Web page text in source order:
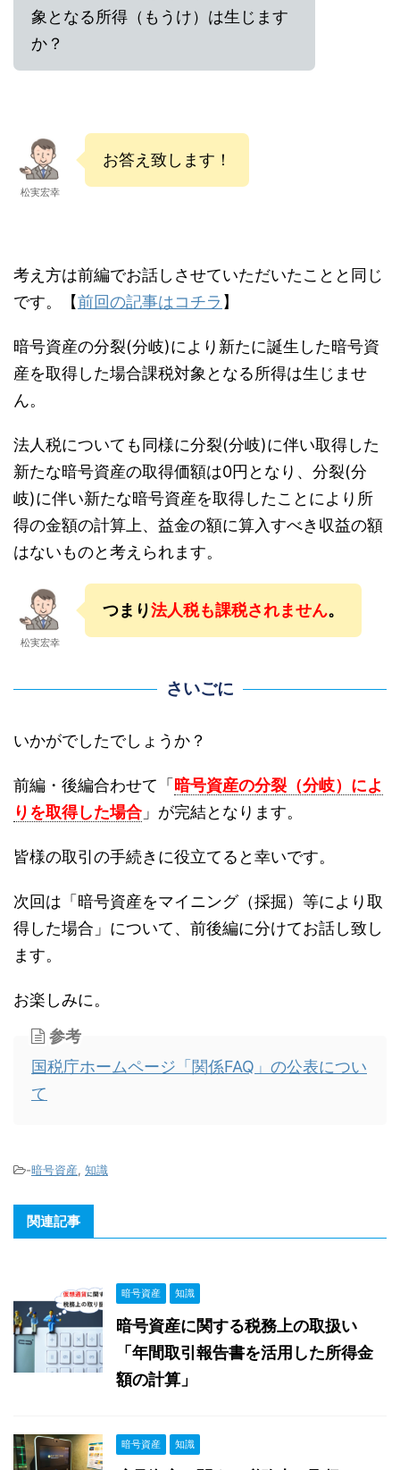
象となる所得（もうけ）は生じます
か？
松実宏幸
お答え致します！
考え方は前編でお話しさせていただいたことと同じ
です。【前回の記事はコチラ 】
暗号資産の分裂(分岐)により新たに誕生した暗号資
産を取得した場合課税対象となる所得は生じませ
ん。
法人税についても同様に分裂(分岐)に伴い取得した
新たな暗号資産の取得価額は0円となり、分裂(分
岐)に伴い新たな暗号資産を取得したことにより所
得の金額の計算上、益金の額に算入すべき収益の額
はないものと考えられます。
松実宏幸
つまり法人税も課税されません。
さいごに
いかがでしたでしょうか？
前編・後編合わせて「 暗号資産の分裂（分岐）によ
りを取得した場合 」が完結となります。
皆様の取引の手続きに役立てると幸いです。
次回は「暗号資産をマイニング（採掘）等により取
得した場合」について、前後編に分けてお話し致し
ます。
お楽しみに。
参考
国税庁ホームページ「関係FAQ」の公表につい
て
-暗号資産, 知識
関連記事
暗号資産 知識
暗号資産に関する税務上の取扱い
「年間取引報告書を活用した所得金
額の計算」
暗号資産 知識